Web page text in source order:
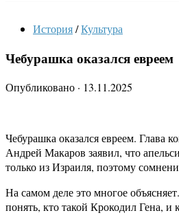
История/Культура
Чебурашка оказался евреем
Опубликовано · 13.11.2025
Чебурашка оказался евреем. Глава
Андрей Макаров заявил, что
только из Израиля, поэтому
На самом деле это многое
понять, кто такой Крокодил Гена,